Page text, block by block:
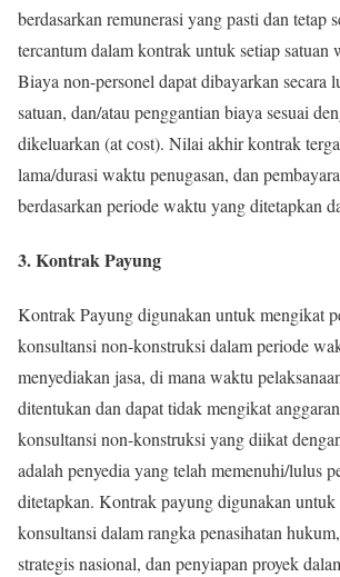
berdasarkan remunerasi yang pasti dan tetap
tercantum dalam kontrak untuk setiap satuan
Biaya non-personel dapat dibayarkan secara
satuan, dan/atau penggantian biaya sesuai
dikeluarkan (at cost). Nilai akhir kontrak
lama/durasi waktu penugasan, dan
berdasarkan periode waktu yang ditetapkan
3. Kontrak Payung
Kontrak Payung digunakan untuk mengikat
konsultansi non-konstruksi dalam periode
menyediakan jasa, di mana waktu
ditentukan dan dapat tidak mengikat
konsultansi non-konstruksi yang diikat
adalah penyedia yang telah memenuhi/lulus
ditetapkan. Kontrak payung digunakan untuk
konsultansi dalam rangka penasihatan
strategis nasional, dan penyiapan proyek